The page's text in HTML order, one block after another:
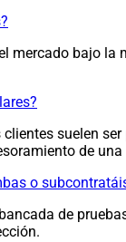
mercado bajo
suelen
de
o
de